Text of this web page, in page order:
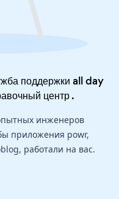
поддержки all day
центр.
инженеров
приложения powr,
работали на вас.